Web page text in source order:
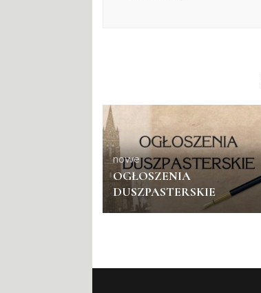
nowe
OGŁOSZENIA
DUSZPASTERSKIE